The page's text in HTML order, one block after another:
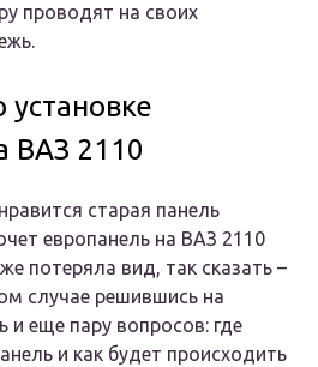
проводят на своих
установке
ВАЗ 2110
старая панель
европанель на ВАЗ 2110
потеряла вид, так сказать –
случае решившись на
и еще пару вопросов: где
и как будет происходить